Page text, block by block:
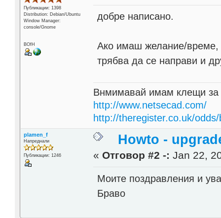
Публикации: 1398
Distribution: Debian/Ubuntu
Window Manager:
console/Gnome
BOfH
добре написано.
Ако имаш желание/време,
трябва да се направи и
Внмимавай имам клещи за
http://www.netsecad.com/
http://theregister.co.uk/
plamen_f
Напреднали
Публикации: 1246
Howto -
« Отговор #2 -: Jan 22,
Моите поздравления и
Браво